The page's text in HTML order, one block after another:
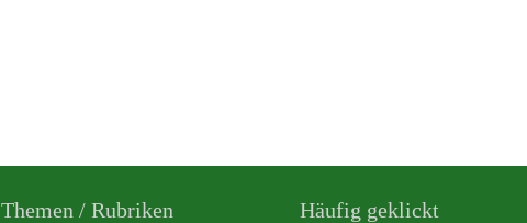
Themen / Rubriken Häufig geklickt